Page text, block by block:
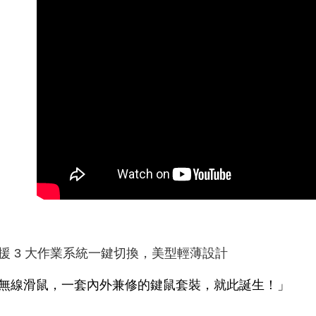
援 3 大作業系統一鍵切換，美型輕薄設計
線滑鼠，一套內外兼修的鍵鼠套裝，就此誕生！」